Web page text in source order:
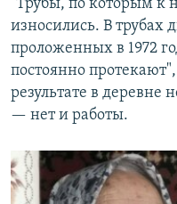
"Трубы, по которым к
износились. В трубах
проложенных в 1972
постоянно
результате в деревне
— нет и работы.